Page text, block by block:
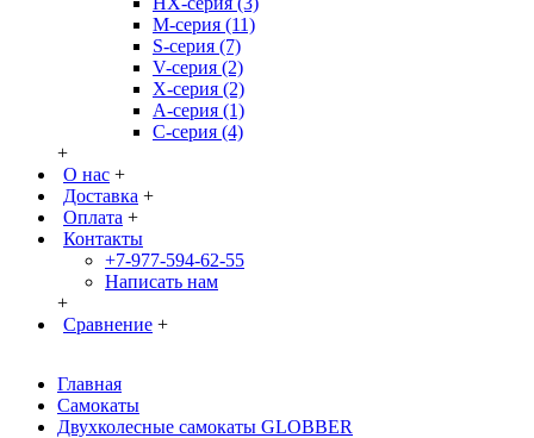
M-серия (11)
S-серия (7)
V-серия (2)
X-серия (2)
А-серия (1)
С-серия (4)
+
О нас +
Доставка +
Оплата +
Контакты
+7-977-594-62-55
Написать нам
+
Сравнение +
Главная
Самокаты
Двухколесные самокаты GLOBBER